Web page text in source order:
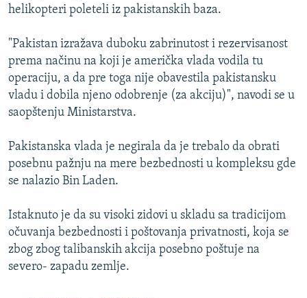
VIŠE OD NASLOVA
POPLAVE I KLIZIŠTA U BIH 2024.
TV LIBERTY
POST SCRIPTUM
TRI DECENIJE OD RATA U BIH
SVE KARTE DEJTONA
PRATITE NAS
Sve RFE/RL stranice
helikopteri poleteli iz pakistanskih baza.
"Pakistan izražava duboku zabrinutost i rezervisanost
prema načinu na koji je američka vlada vodila tu
operaciju, a da pre toga nije obavestila pakistansku
vladu i dobila njeno odobrenje (za akciju)", navodi se u
saopštenju Ministarstva.
Pakistanska vlada je negirala da je trebalo da obrati
posebnu pažnju na mere bezbednosti u kompleksu gde
se nalazio Bin Laden.
Istaknuto je da su visoki zidovi u skladu sa tradicijom
očuvanja bezbednosti i poštovanja privatnosti, koja se
zbog zbog talibanskih akcija posebno poštuje na
severo- zapadu zemlje.